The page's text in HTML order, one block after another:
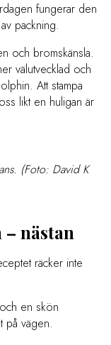
fungerar den
packning.
och bromskänsla.
välutvecklad och
Att stampa
likt en huligan är
(Foto: David K
nästan
räcker inte
en skön
på vägen.